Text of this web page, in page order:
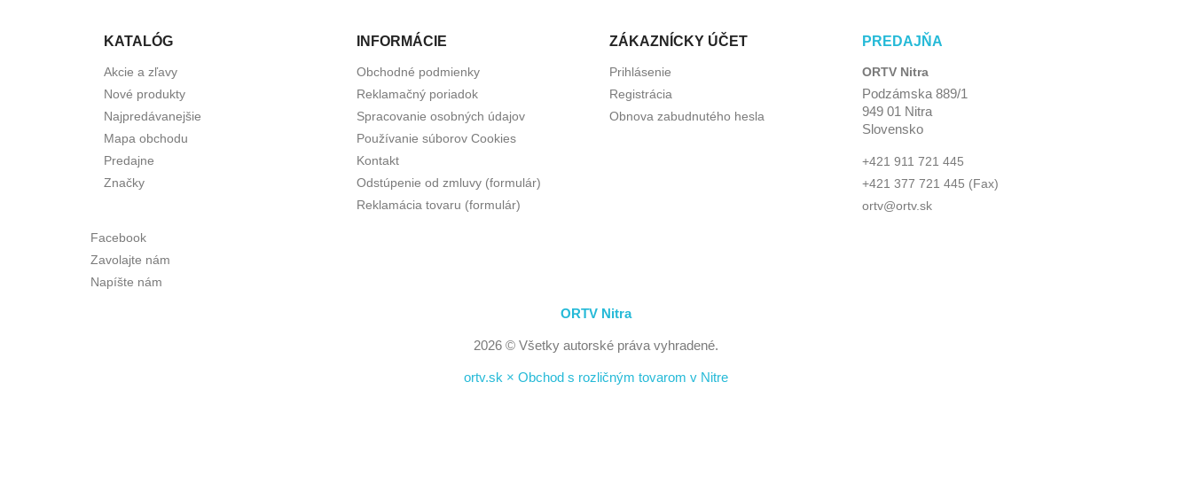
KATALÓG
Akcie a zľavy
Nové produkty
Najpredávanejšie
Mapa obchodu
Predajne
Značky
INFORMÁCIE
Obchodné podmienky
Reklamačný poriadok
Spracovanie osobných údajov
Používanie súborov Cookies
Kontakt
Odstúpenie od zmluvy (formulár)
Reklamácia tovaru (formulár)
ZÁKAZNÍCKY ÚČET
Prihlásenie
Registrácia
Obnova zabudnutého hesla
PREDAJŇA
ORTV Nitra
Podzámska 889/1
949 01 Nitra
Slovensko
+421 911 721 445
+421 377 721 445 (Fax)
ortv@ortv.sk
Facebook
Zavolajte nám
Napíšte nám
ORTV Nitra
2026 © Všetky autorské práva vyhradené.
ortv.sk × Obchod s rozličným tovarom v Nitre